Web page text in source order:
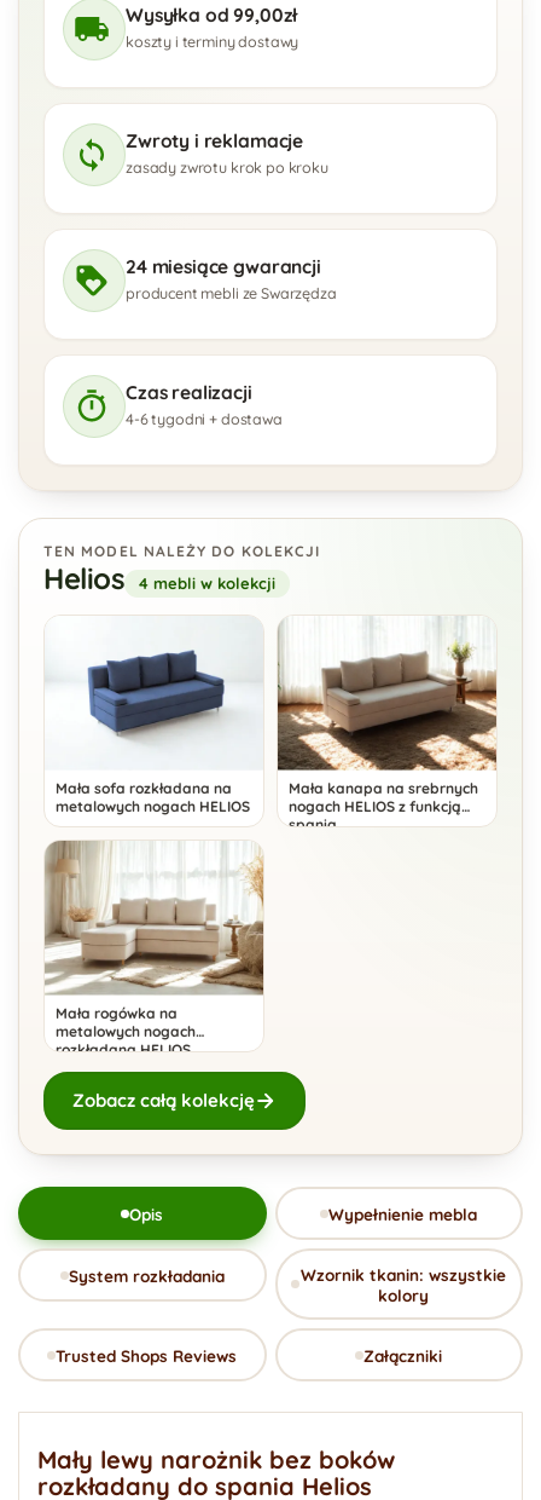
Wysyłka od 99,00zł
koszty i terminy dostawy
Zwroty i reklamacje
zasady zwrotu krok po kroku
24 miesiące gwarancji
producent mebli ze Swarzędza
Czas realizacji
4-6 tygodni + dostawa
TEN MODEL NALEŻY DO KOLEKCJI
Helios 4 mebli w kolekcji
Mała sofa rozkładana na
metalowych nogach HELIOS
Mała kanapa na srebrnych
nogach HELIOS z funkcją
spania
Mała rogówka na
metalowych nogach
rozkładana HELIOS
Zobacz całą kolekcję
Opis Wypełnienie mebla
System rozkładania
Wzornik tkanin: wszystkie
kolory
Trusted Shops Reviews Załączniki
Mały lewy narożnik bez boków
rozkładany do spania Helios